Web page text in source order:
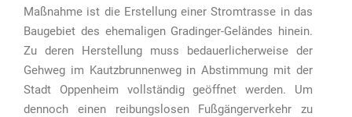
Maßnahme ist die Erstellung einer Stromtrasse in das
Baugebiet des ehemaligen Gradinger-Geländes hinein.
Zu deren Herstellung muss bedauerlicherweise der
Gehweg im Kautzbrunnenweg in Abstimmung mit der
Stadt Oppenheim vollständig geöffnet werden. Um
dennoch einen reibungslosen Fußgängerverkehr zu